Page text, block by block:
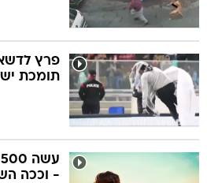
פרץ
תומכת
- וככה